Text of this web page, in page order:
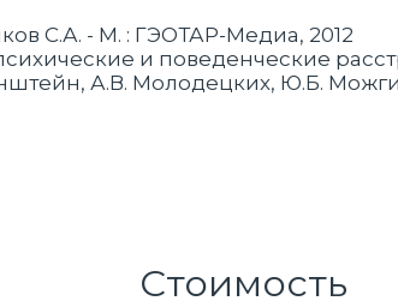
С.А. - М. : ГЭОТАР-Медиа, 2012
и поведенческие
А.В. Молодецких, Ю.Б.
Стоимость